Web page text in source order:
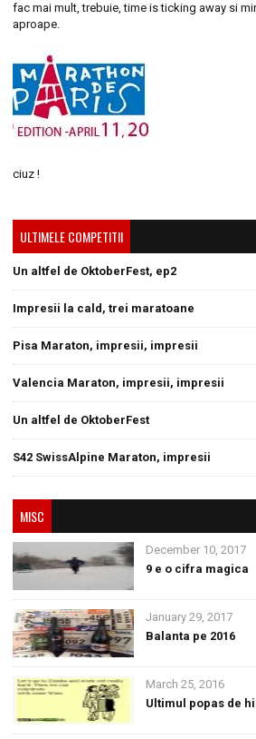
fac mai mult, trebuie, time is ticking away si
aproape.
ciuz !
ULTIMELE COMPETITII
Un altfel de OktoberFest, ep2
Impresii la cald, trei maratoane
Pisa Maraton, impresii, impresii
Valencia Maraton, impresii, impresii
Un altfel de OktoberFest
S42 SwissAlpine Maraton, impresii
MISC
December 10, 2017
9 e o cifra magica
January 29, 2017
Balanta pe 2016
March 25, 2016
Ultimul popas de